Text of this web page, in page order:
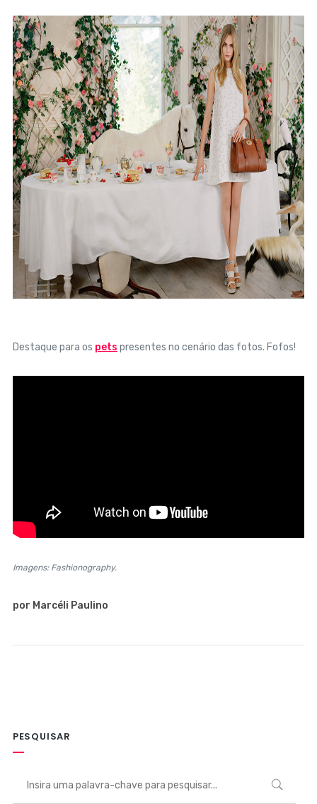
Destaque para os pets presentes no cenário das fotos. Fofos!
Imagens: Fashionography.
por Marcéli Paulino
PESQUISAR